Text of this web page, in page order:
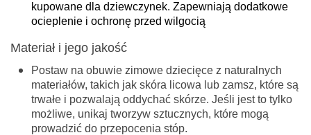
kupowane dla dziewczynek. Zapewniają dodatkowe
ocieplenie i ochronę przed wilgocią
Materiał i jego jakość
Postaw na obuwie zimowe dziecięce z naturalnych
materiałów, takich jak skóra licowa lub zamsz, które są
trwałe i pozwalają oddychać skórze. Jeśli jest to tylko
możliwe, unikaj tworzyw sztucznych, które mogą
prowadzić do przepocenia stóp.